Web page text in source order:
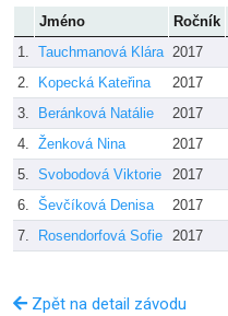
Jméno Ročník
1. Tauchmanová Klára 2017
2.
Kopecká Kateřina 2017
3.
Beránková Natálie 2017
4. Ženková Nina 2017
5. Svobodová Viktorie 2017
6. Ševčíková Denisa 2017
7.
Rosendorfová Sofie 2017
Zpět na detail závodu